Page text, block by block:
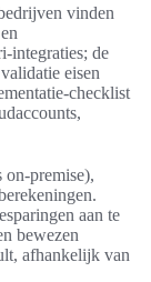
vinden
integraties; de
eisen
checklist
on-premise),
aan te
bewezen
afhankelijk van